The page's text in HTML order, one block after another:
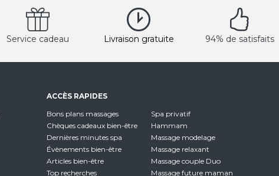
Service cadeau Livraison gratuite 94% de satisfaits
ACCÈS RAPIDES
Bons plans massages
Chèques cadeaux bien-être
Dernières minutes spa
Évènements bien-être
Articles bien-être
Top recherches
Spa privatif
Hammam
Massage modelage
Massage relaxant
Massage couple Duo
Massage future maman